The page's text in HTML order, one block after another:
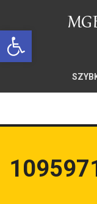
Open toolbar